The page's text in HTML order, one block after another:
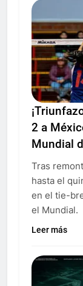
2 a
Mundial
Tras
hasta el
en el tie-
el Mundial.
Leer más